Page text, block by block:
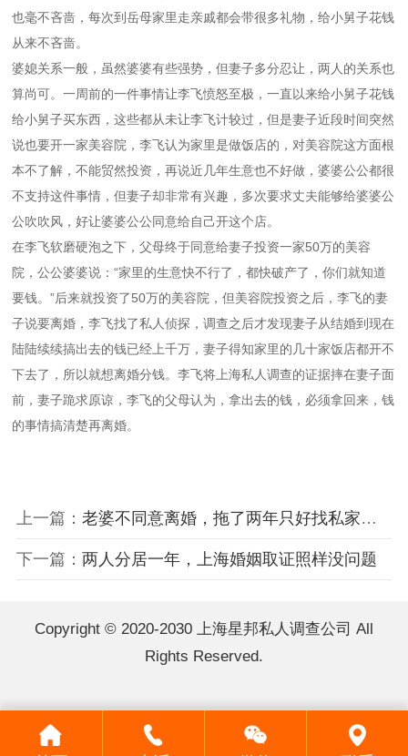
也毫不吝啬，每次到岳母家里走亲戚都会带很多礼物，给小舅子花钱
从来不吝啬。
婆媳关系一般，虽然婆婆有些强势，但妻子多分忍让，两人的关系也
算尚可。一周前的一件事情让李飞愤怒至极，一直以来给小舅子花钱
给小舅子买东西，这些都从未让李飞计较过，但是妻子近段时间突然
说也要开一家美容院，李飞认为家里是做饭店的，对美容院这方面根
本不了解，不能贸然投资，再说近几年生意也不好做，婆婆公公都很
不支持这件事情，但妻子却非常有兴趣，多次要求丈夫能够给婆婆公
公吹吹风，好让婆婆公公同意给自己开这个店。
在李飞软磨硬泡之下，父母终于同意给妻子投资一家50万的美容
院，公公婆婆说：“家里的生意快不行了，都快破产了，你们就知道
要钱。”后来就投资了50万的美容院，但美容院投资之后，李飞的妻
子说要离婚，李飞找了私人侦探，调查之后才发现妻子从结婚到现在
陆陆续续搞出去的钱已经上千万，妻子得知家里的几十家饭店都开不
下去了，所以就想离婚分钱。李飞将上海私人调查的证据摔在妻子面
前，妻子跪求原谅，李飞的父母认为，拿出去的钱，必须拿回来，钱
的事情搞清楚再离婚。
上一篇： 老婆不同意离婚，拖了两年只好找私家侦探
下一篇： 两人分居一年，上海婚姻取证照样没问题
Copyright © 2020-2030 上海星邦私人调查公司 All
Rights Reserved.